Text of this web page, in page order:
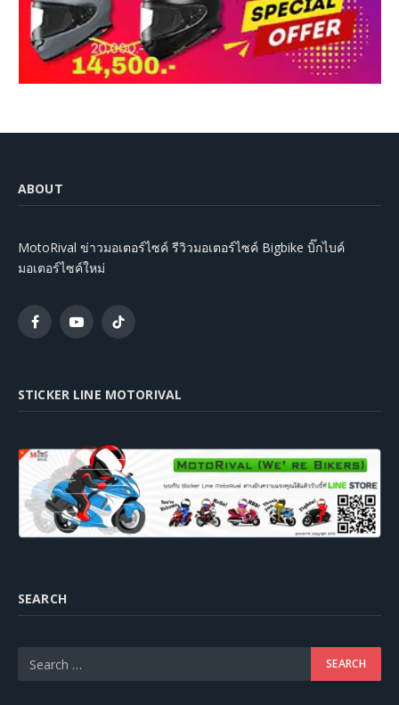
ABOUT
MotoRival ข่าวมอเตอร์ไซค์ รีวิวมอเตอร์ไซค์ Bigbike บิ๊กไบค์
มอเตอร์ไซค์ใหม่
FacebookYouTubeTikTok
STICKER LINE MOTORIVAL
SEARCH